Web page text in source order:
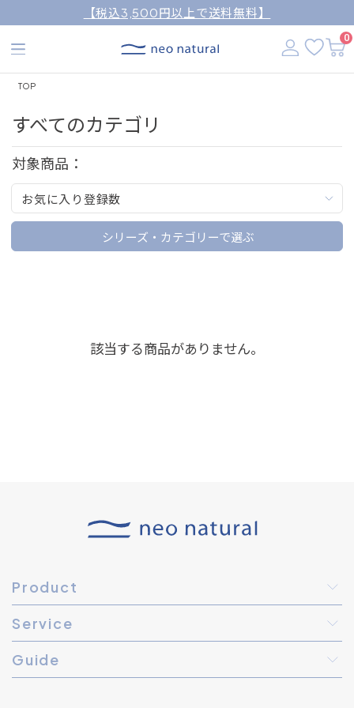
【税込3,500円以上で送料無料】
0
TOP
すべてのカテゴリ
対象商品：
お気に入り登録数
シリーズ・カテゴリーで選ぶ
該当する商品がありません。
Product
Service
Guide